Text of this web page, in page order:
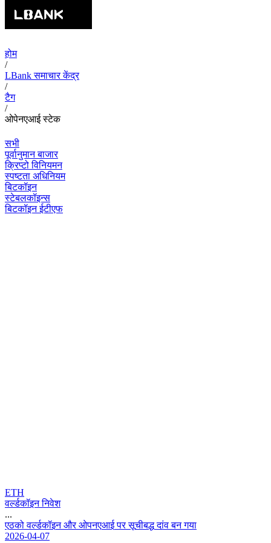
होम
/
LBank समाचार केंद्र
/
टैग
/
ओपेनएआई स्टेक
सभी
पूर्वानुमान बाजार
क्रिप्टो विनियमन
स्पष्टता अधिनियम
बिटकॉइन
स्टेबलकॉइन्स
बिटकॉइन ईटीएफ
ETH
वर्ल्डकॉइन निवेश
...
एठक वरकइन और ओपनएआई पर सचबद दव बन गय
2026-04-07